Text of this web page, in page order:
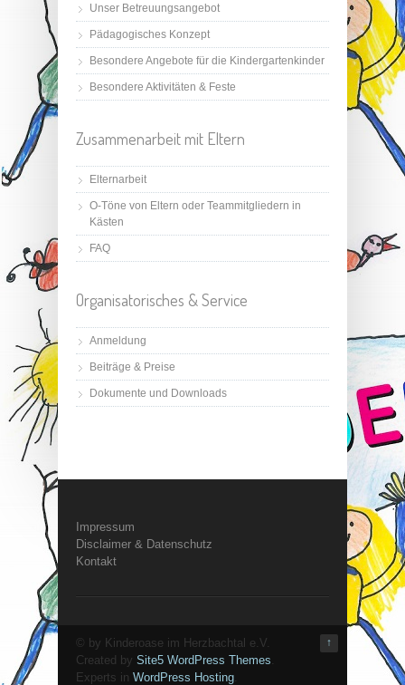
Unser Betreuungsangebot
Pädagogisches Konzept
Besondere Angebote für die Kindergartenkinder
Besondere Aktivitäten & Feste
Zusammenarbeit mit Eltern
Elternarbeit
O-Töne von Eltern oder Teammitgliedern in
Kästen
FAQ
Organisatorisches & Service
Anmeldung
Beiträge & Preise
Dokumente und Downloads
Impressum
Disclaimer & Datenschutz
Kontakt
↑
© by Kinderoase im Herzbachtal e.V.
Created by Site5 WordPress Themes
Experts in WordPress Hosting